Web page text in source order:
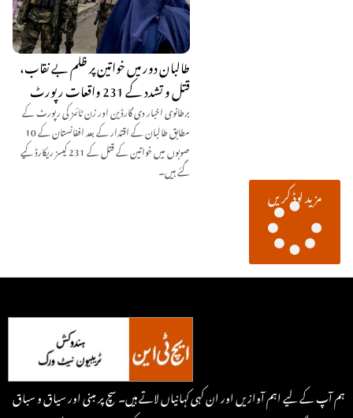
طالبان دور میں خواتین پر ظلم بے نقاب،
قتل و تشدد کے 231 واقعات رپورٹ
برطانوی اخبار دی گارڈین اور زن ٹائمز کی رپورٹ کے
مطابق طالبان کے اقتدار کے بعد افغانستان کے 10
صوبوں میں خواتین کے قتل کے 231 کیسز ریکارڈ کیے
گئے ہیں۔
مزید لوڈ کریں
ہم آپ کے لیے اہم آوازیں اور ان کہی کہانیاں لاتے ہیں۔ سچ پر مبنی اور سیاق و سباق